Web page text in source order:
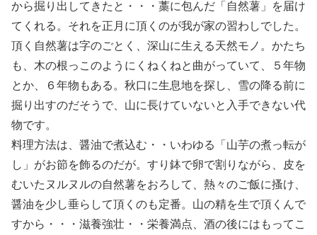
から掘り出してきたと・・・藁に包んだ「自然薯」を届け
てくれる。それを正月に頂くのが我が家の習わしでした。
頂く自然薯は字のごとく、深山に生える天然モノ。かたち
も、木の根っこのようにくねくねと曲がっていて、５年物
とか、６年物もある。秋口に生息地を探し、雪の降る前に
掘り出すのだそうで、山に長けていないと入手できない代
物です。
料理方法は、醤油で煮込む・・いわゆる「山芋の煮っ転が
し」がお節を飾るのだが。すり鉢で卵で割りながら、皮を
むいたヌルヌルの自然薯をおろして、熱々のご飯に搔け、
醤油を少し垂らして頂くのも定番。山の精を生で頂くんで
すから・・・滋養強壮・・栄養満点、酒の後にはもってこ